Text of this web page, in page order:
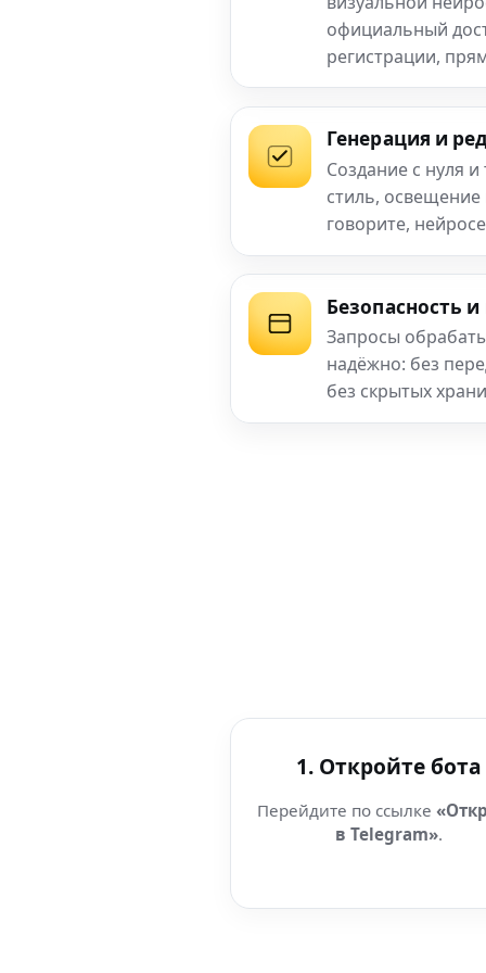
официальный
регистрации,
Генерация и
Создание с нуля
стиль,
говорите,
Безопасность
Запросы
надёжно: без
без скрытых
1. Откройте бота
Перейдите по ссылке
в Telegram».